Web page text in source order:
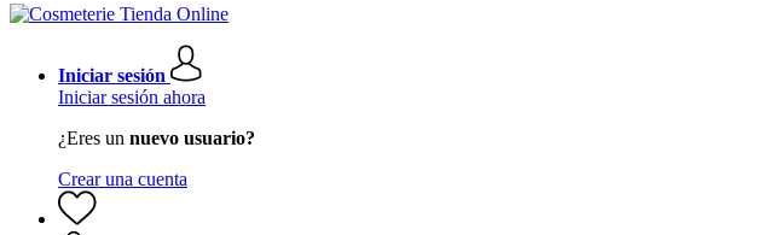
Iniciar sesión
Iniciar sesión ahora
¿Eres un nuevo usuario?
Crear una cuenta